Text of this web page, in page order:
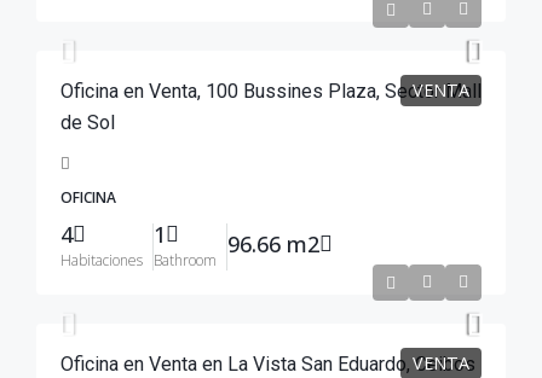
VENTA
Oficina en Venta, 100 Bussines Plaza, Sector Mall
de Sol
OFICINA
4
Habitaciones
1
Bathroom
96.66 m2
VENTA
Oficina en Venta en La Vista San Eduardo, Ceibos